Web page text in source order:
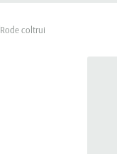
Rode coltrui